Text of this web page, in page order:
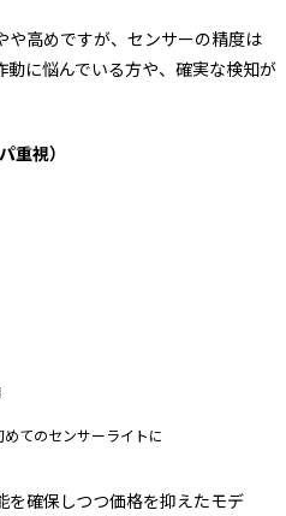
や高めですが、センサーの精度は
に悩んでいる方や、確実な検知が
重視）
てのセンサーライトに
を確保しつつ価格を抑えたモデ